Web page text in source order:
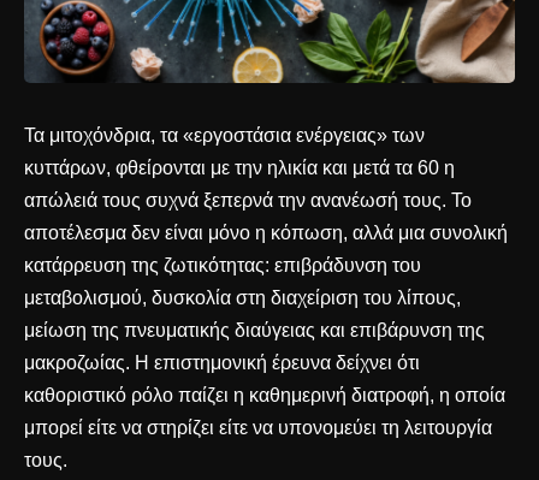
Τα μιτοχόνδρια, τα «εργοστάσια ενέργειας» των
κυττάρων, φθείρονται με την ηλικία και μετά τα 60 η
απώλειά τους συχνά ξεπερνά την ανανέωσή τους. Το
αποτέλεσμα δεν είναι μόνο η κόπωση, αλλά μια συνολική
κατάρρευση της ζωτικότητας: επιβράδυνση του
μεταβολισμού, δυσκολία στη διαχείριση του λίπους,
μείωση της πνευματικής διαύγειας και επιβάρυνση της
μακροζωίας. Η επιστημονική έρευνα δείχνει ότι
καθοριστικό ρόλο παίζει η καθημερινή διατροφή, η οποία
μπορεί είτε να στηρίζει είτε να υπονομεύει τη λειτουργία
τους.